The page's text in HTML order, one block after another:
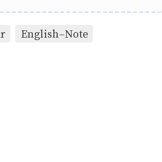
English-Note